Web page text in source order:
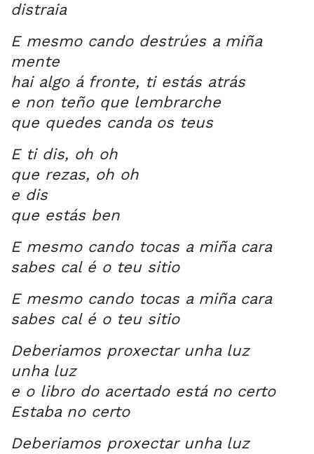
distraia
E mesmo cando destrúes a miña
mente
hai algo á fronte, ti estás atrás
e non teño que lembrarche
que quedes canda os teus
E ti dis, oh oh
que rezas, oh oh
e dis
que estás ben
E mesmo cando tocas a miña cara
sabes cal é o teu sitio
E mesmo cando tocas a miña cara
sabes cal é o teu sitio
Deberiamos proxectar unha luz
unha luz
e o libro do acertado está no certo
Estaba no certo
Deberiamos proxectar unha luz